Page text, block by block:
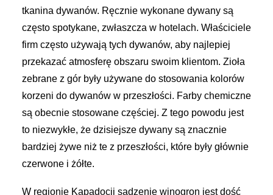
tkanina dywanów. Ręcznie wykonane dywany są
często spotykane, zwłaszcza w hotelach. Właściciele
firm często używają tych dywanów, aby najlepiej
przekazać atmosferę obszaru swoim klientom. Zioła
zebrane z gór były używane do stosowania kolorów
korzeni do dywanów w przeszłości. Farby chemiczne
są obecnie stosowane częściej. Z tego powodu jest
to niezwykłe, że dzisiejsze dywany są znacznie
bardziej żywe niż te z przeszłości, które były głównie
czerwone i żółte.
W regionie Kapadocji sadzenie winogron jest dość